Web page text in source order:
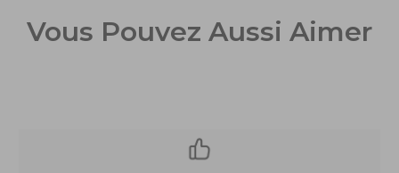
Vous Pouvez Aussi Aimer